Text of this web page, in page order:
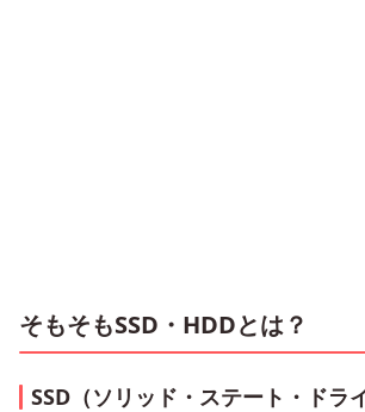
そもそもSSD・HDDとは？
SSD（ソリッド・ステート・ドラ